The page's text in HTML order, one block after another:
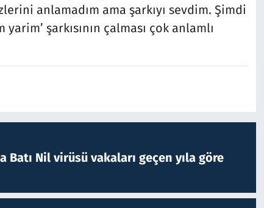
anlamadım ama şarkıyı sevdim. Şimdi
şarkısının çalması çok anlamlı
Batı Nil virüsü vakaları geçen yıla göre